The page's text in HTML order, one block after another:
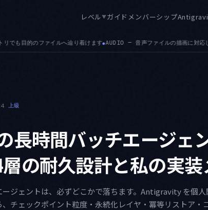
レベル▼ガイド メンバーシップ
描画に対応しました。.json・.md・.csv の添付対応に続く拡張です●
上級
時間バッチエージェ
の耐久設計と私の実装
ジェントは、必ずどこかで落ちます。Antigravity を個人
チェックポイント粒度・永続化レイヤ・冪等リストア・